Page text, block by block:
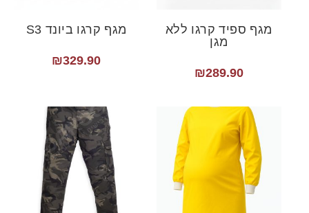
מגף ספיד קרגו ללא
מגן
₪289.90
מגף קרגו ביונד S3
₪329.90